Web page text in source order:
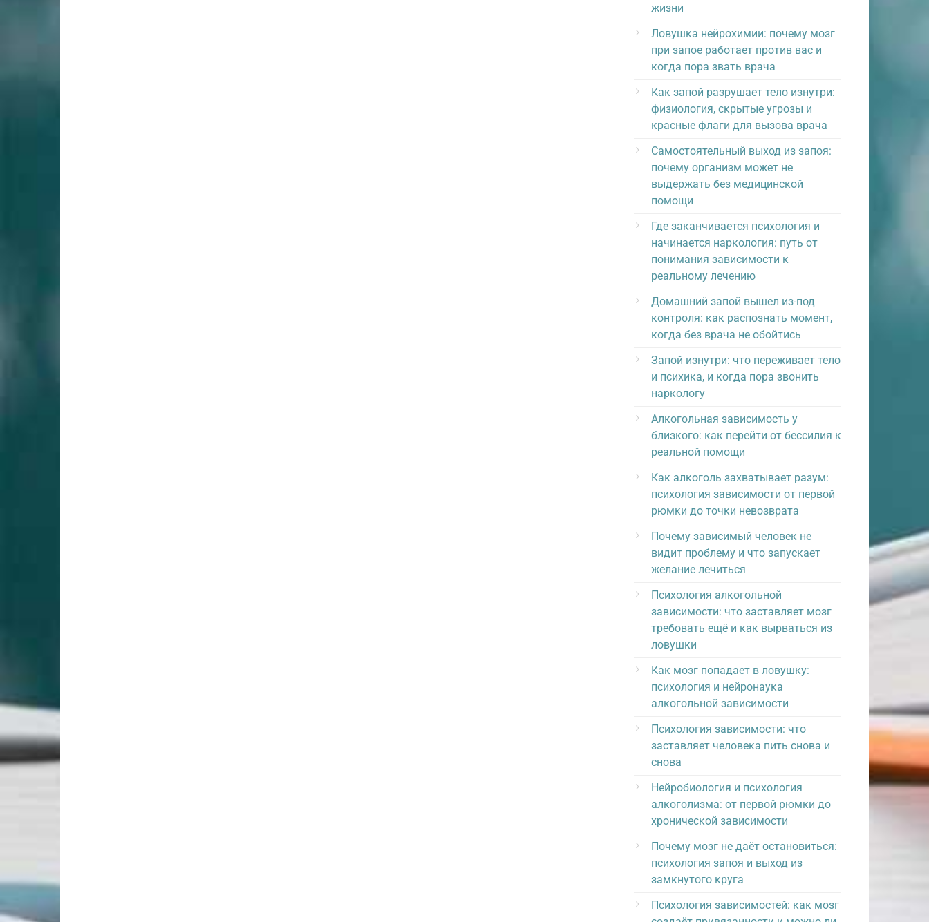
жизни
Ловушка нейрохимии: почему мозг
при запое работает против вас и
когда пора звать врача
Как запой разрушает тело изнутри:
физиология, скрытые угрозы и
красные флаги для вызова врача
Самостоятельный выход из запоя:
почему организм может не
выдержать без медицинской
помощи
Где заканчивается психология и
начинается наркология: путь от
понимания зависимости к
реальному лечению
Домашний запой вышел из-под
контроля: как распознать момент,
когда без врача не обойтись
Запой изнутри: что переживает тело
и психика, и когда пора звонить
наркологу
Алкогольная зависимость у
близкого: как перейти от бессилия к
реальной помощи
Как алкоголь захватывает разум:
психология зависимости от первой
рюмки до точки невозврата
Почему зависимый человек не
видит проблему и что запускает
желание лечиться
Психология алкогольной
зависимости: что заставляет мозг
требовать ещё и как вырваться из
ловушки
Как мозг попадает в ловушку:
психология и нейронаука
алкогольной зависимости
Психология зависимости: что
заставляет человека пить снова и
снова
Нейробиология и психология
алкоголизма: от первой рюмки до
хронической зависимости
Почему мозг не даёт остановиться:
психология запоя и выход из
замкнутого круга
Психология зависимостей: как мозг